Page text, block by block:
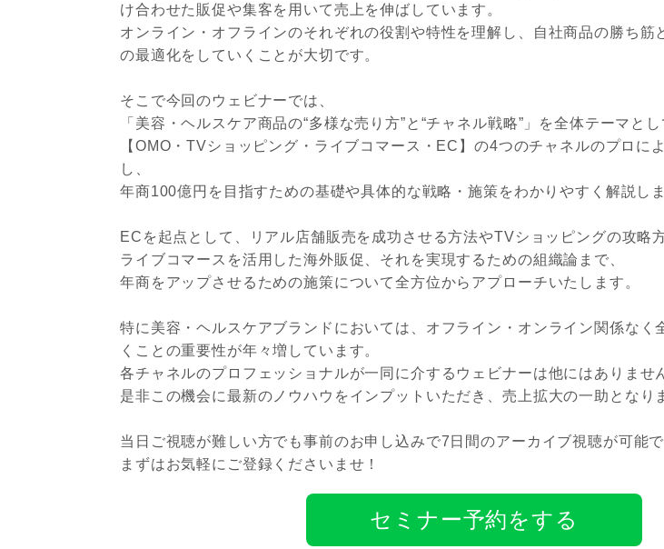
け合わせた販促や集客を用いて売上を伸ばしています。
オンライン・オフラインのそれぞれの役割や特性を理解し、自社商品の勝ち筋
の最適化をしていくことが大切です。
そこで今回のウェビナーでは、
「美容・ヘルスケア商品の“多様な売り方”と“チャネル戦略”」を全体テーマとし
【OMO・TVショッピング・ライブコマース・EC】の4つのチャネルのプロに
し、
年商100億円を目指すための基礎や具体的な戦略・施策をわかりやすく解説しま
ECを起点として、リアル店舗販売を成功させる方法やTVショッピングの攻略方
ライブコマースを活用した海外販促、それを実現するための組織論まで、
年商をアップさせるための施策について全方位からアプローチいたします。
特に美容・ヘルスケアブランドにおいては、オフライン・オンライン関係なく
くことの重要性が年々増しています。
各チャネルのプロフェッショナルが一同に介するウェビナーは他にはありませ
是非この機会に最新のノウハウをインプットいただき、売上拡大の一助となり
当日ご視聴が難しい方でも事前のお申し込みで7日間のアーカイブ視聴が可能で
まずはお気軽にご登録くださいませ！
セミナー予約をする